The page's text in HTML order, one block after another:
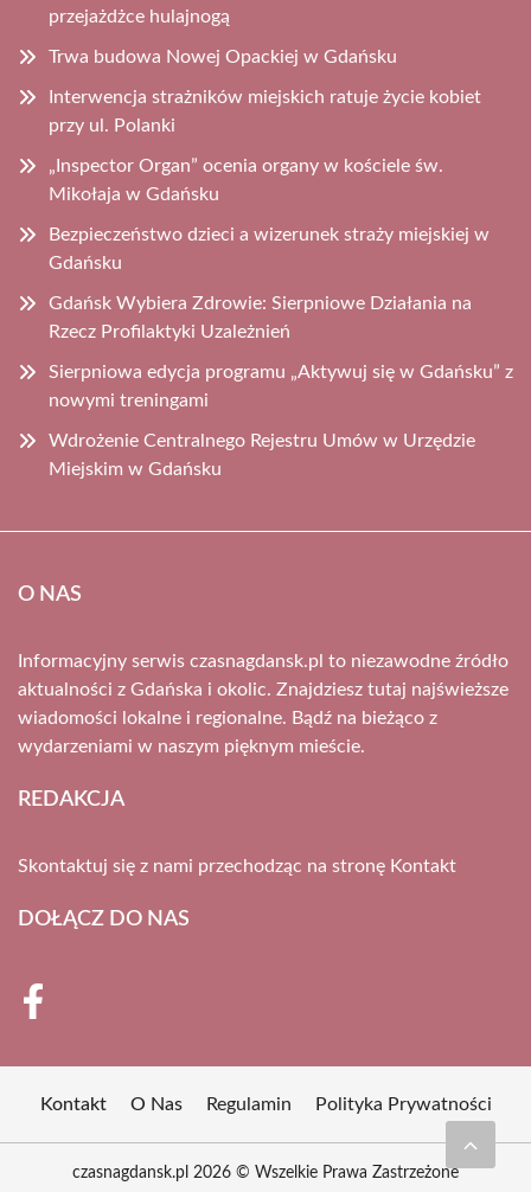
przejażdżce hulajnogą
Trwa budowa Nowej Opackiej w Gdańsku
Interwencja strażników miejskich ratuje życie kobiet
przy ul. Polanki
„Inspector Organ” ocenia organy w kościele św.
Mikołaja w Gdańsku
Bezpieczeństwo dzieci a wizerunek straży miejskiej w
Gdańsku
Gdańsk Wybiera Zdrowie: Sierpniowe Działania na
Rzecz Profilaktyki Uzależnień
Sierpniowa edycja programu „Aktywuj się w Gdańsku” z
nowymi treningami
Wdrożenie Centralnego Rejestru Umów w Urzędzie
Miejskim w Gdańsku
O NAS
Informacyjny serwis czasnagdansk.pl to niezawodne źródło
aktualności z Gdańska i okolic. Znajdziesz tutaj najświeższe
wiadomości lokalne i regionalne. Bądź na bieżąco z
wydarzeniami w naszym pięknym mieście.
REDAKCJA
Skontaktuj się z nami przechodząc na stronę Kontakt
DOŁĄCZ DO NAS
Kontakt O Nas Regulamin Polityka Prywatności
czasnagdansk.pl 2026 © Wszelkie Prawa Zastrzeżone